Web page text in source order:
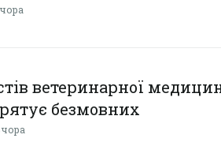
ветеринарної
безмовних